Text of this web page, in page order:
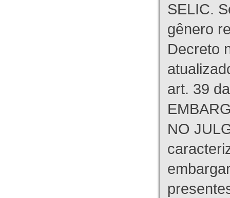
SELIC.
gênero
Decreto
art. 39
NO